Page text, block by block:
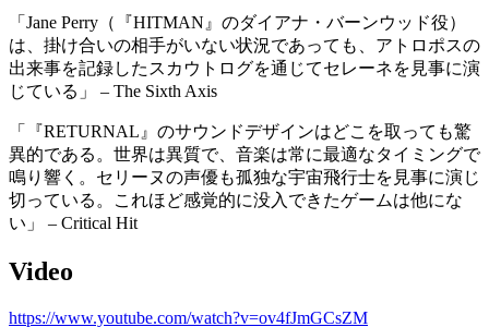
「Jane Perry（『HITMAN』のダイアナ・バーンウッド役）
は、掛け合いの相手がいない状況であっても、アトロポスの
出来事を記録したスカウトログを通じてセレーネを見事に演
じている」 – The Sixth Axis
「『RETURNAL』のサウンドデザインはどこを取っても驚
異的である。世界は異質で、音楽は常に最適なタイミングで
鳴り響く。セリーヌの声優も孤独な宇宙飛行士を見事に演じ
切っている。これほど感覚的に没入できたゲームは他にな
い」 – Critical Hit
Video
https://www.youtube.com/watch?v=ov4fJmGCsZM